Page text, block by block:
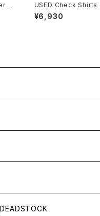
br
USED Check Shirts
¥6,930